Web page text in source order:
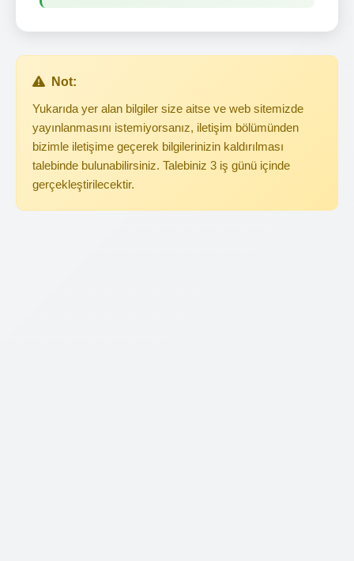
Not:
Yukarıda yer alan bilgiler size aitse ve web sitemizde
yayınlanmasını istemiyorsanız, iletişim bölümünden
bizimle iletişime geçerek bilgilerinizin kaldırılması
talebinde bulunabilirsiniz. Talebiniz 3 iş günü içinde
gerçekleştirilecektir.